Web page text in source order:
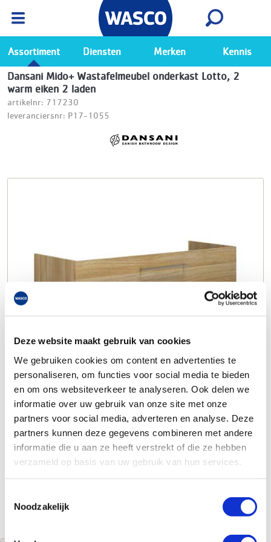
Deze website maakt gebruik van cookies
We gebruiken cookies om content en advertenties te
personaliseren, om functies voor social media te bieden
en om ons websiteverkeer te analyseren. Ook delen we
informatie over uw gebruik van onze site met onze
partners voor social media, adverteren en analyse. Deze
partners kunnen deze gegevens combineren met andere
informatie die u aan ze heeft verstrekt of die ze hebben
verzameld op basis van uw gebruik van hun services.
Noodzakelijk
Ga naar de Wasco app
Bekijk
Assortiment Diensten Merken Kennis
Dansani Mido+ Wastafelmeubel onderkast Lotto, 2
warm eiken 2 laden
artikelnr: 717230
leveranciersnr: P17-1055